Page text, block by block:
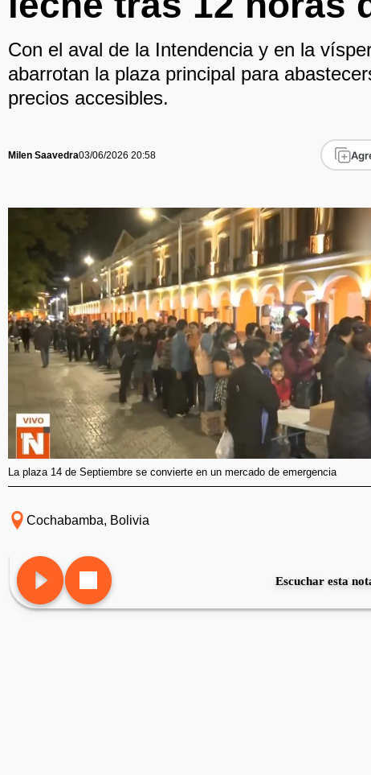
Con el aval de la Intendencia y en la
abarrotan la plaza principal para
precios accesibles.
Milen Saavedra03/06/2026 20:58
La plaza 14 de Septiembre se convierte en un mercado de emergencia
Cochabamba, Bolivia
Escuchar esta